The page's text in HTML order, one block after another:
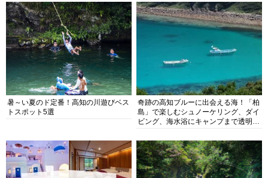
暑～い夏のド定番！高知の川遊びベス
トスポット5選
奇跡の高知ブルーに出会える海！「柏
島」で楽しむシュノーケリング、ダイ
ビング、海水浴にキャンプまで透明度